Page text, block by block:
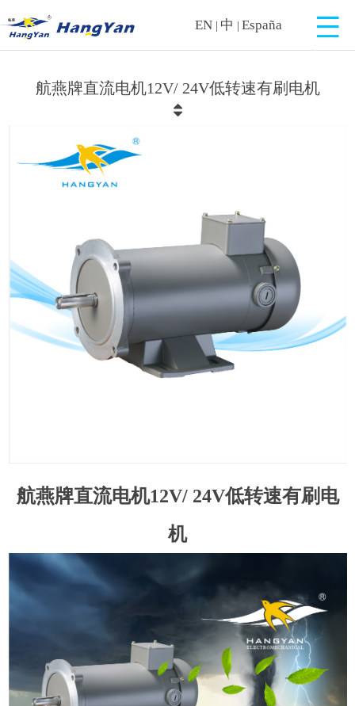
EN | 中 | España
航燕牌直流电机12V/ 24V低转速有刷电机
航燕牌直流电机12V/ 24V低转速有刷电
机